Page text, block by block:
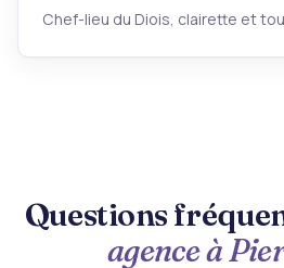
Chef-lieu du Diois, clairette et
Questions
agence à